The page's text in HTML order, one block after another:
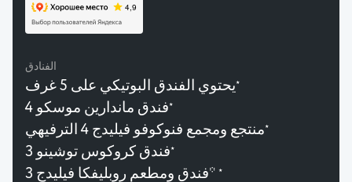
الفنادق
يحتوي الفندق البوتيكي على 5 غرف★
فندق ماندارين موسكو 4★
منتجع ومجمع فنوكوفو فيليدج 4 الترفيهي★
فندق كروكوس توشينو 3★
فندق ومطعم روبليفكا فيليدج 3* ★